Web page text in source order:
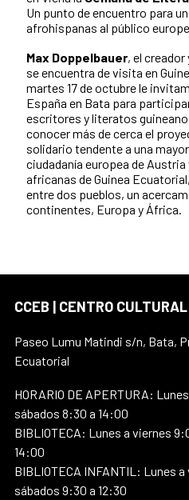
Un punto de encuentro para
afrohispanas al público
Max Doppelbauer, el
se encuentra de visita en
martes 17 de octubre le
España en Bata para
escritores y literatos
conocer más de cerca el
solidario tendente a una
ciudadanía europea de
africanas de Guinea
entre dos pueblos, un
continentes, Europa y África.
CCEB | CENTRO
Paseo Lumu Matindi s/n, Bata,
Ecuatorial
HORARIO DE APERTURA:
sábados 8:30 a 14:00
BIBLIOTECA: Lunes a viernes
14:00
BIBLIOTECA INFANTIL: Lunes
sábados 9:30 a 12:30